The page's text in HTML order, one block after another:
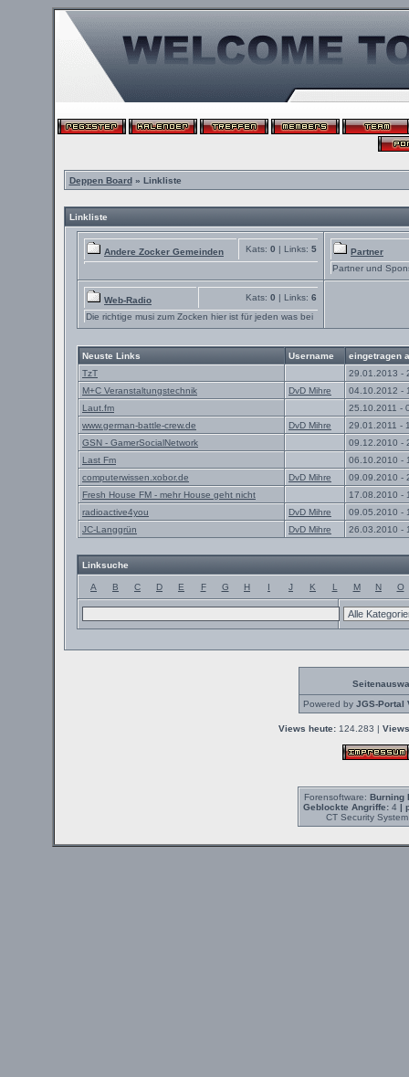
Deppen Board» Linkliste
Linkliste
Andere Zocker Gemeinden Kats: 0 | Links: 5
Partner
Partner und
Web-Radio Kats: 0 | Links: 6
Die richtige musi zum Zocken hier ist für jeden was bei
Neuste Links Username
eingetragen
TzT
29.01.2013 -
M+C Veranstaltungstechnik
DvD Mihre
04.10.2012 -
Laut.fm
25.10.2011 -
www.german-battle-crew.de
DvD Mihre
29.01.2011 -
GSN - GamerSocialNetwork
09.12.2010 -
Last Fm
06.10.2010 -
computerwissen.xobor.de
DvD Mihre
09.09.2010 -
Fresh House FM - mehr House geht nicht
17.08.2010 -
radioactive4you
DvD Mihre
09.05.2010 -
JC-Langgrün
DvD Mihre 26.03.2010 -
Linksuche
A B C D E F G H I J K L M N O
Powered by JGS-Portal
Views heute:124.283 |
Forensoftware: Burning
Geblockte Angriffe:4 |
CT Security